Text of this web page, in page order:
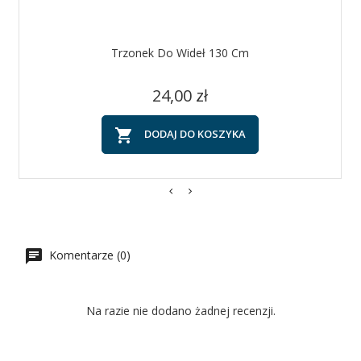
Trzonek Do Wideł 130 Cm
Cena
24,00 zł
 DODAJ DO KOSZYKA
Komentarze (0)
Na razie nie dodano żadnej recenzji.